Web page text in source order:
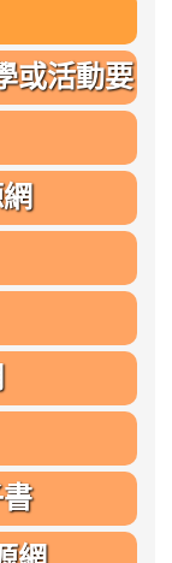
或活動要